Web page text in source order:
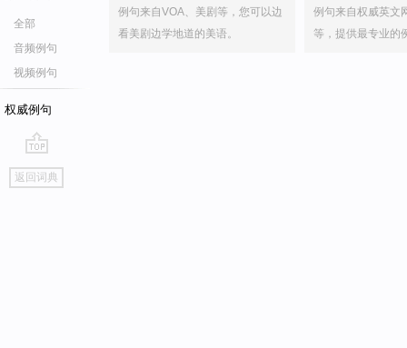
全部
音频例句
视频例句
权威例句
go
top
返回词典
例句来自VOA、美剧等，您可以边
看美剧边学地道的美语。
例句来自权威英文
等，提供最专业的